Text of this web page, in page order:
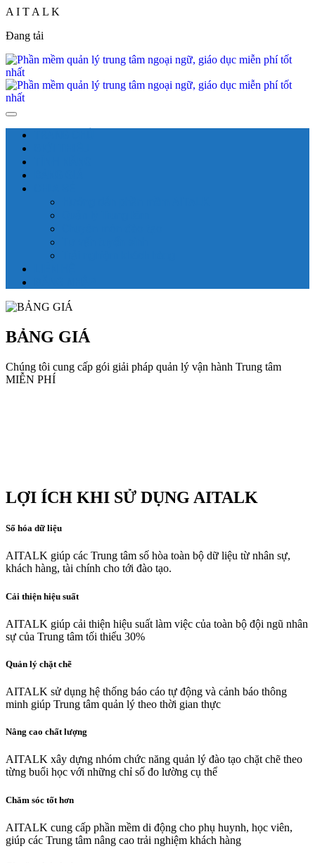
A I T A L K
Đang tải
BẢNG GIÁ
Chúng tôi cung cấp gói giải pháp quản lý vận hành Trung tâm
MIỄN PHÍ
LỢI ÍCH KHI SỬ DỤNG AITALK
Số hóa dữ liệu
AITALK giúp các Trung tâm số hòa toàn bộ dữ liệu từ nhân sự,
khách hàng, tài chính cho tới đào tạo.
Cải thiện hiệu suất
AITALK giúp cải thiện hiệu suất làm việc của toàn bộ đội ngũ nhân
sự của Trung tâm tối thiểu 30%
Quản lý chặt chẽ
AITALK sử dụng hệ thống báo cáo tự động và cảnh báo thông
minh giúp Trung tâm quản lý theo thời gian thực
Nâng cao chất lượng
AITALK xây dựng nhóm chức năng quản lý đào tạo chặt chẽ theo
từng buổi học với những chỉ số đo lường cụ thể
Chăm sóc tốt hơn
AITALK cung cấp phần mềm di động cho phụ huynh, học viên,
giúp các Trung tâm nâng cao trải nghiệm khách hàng